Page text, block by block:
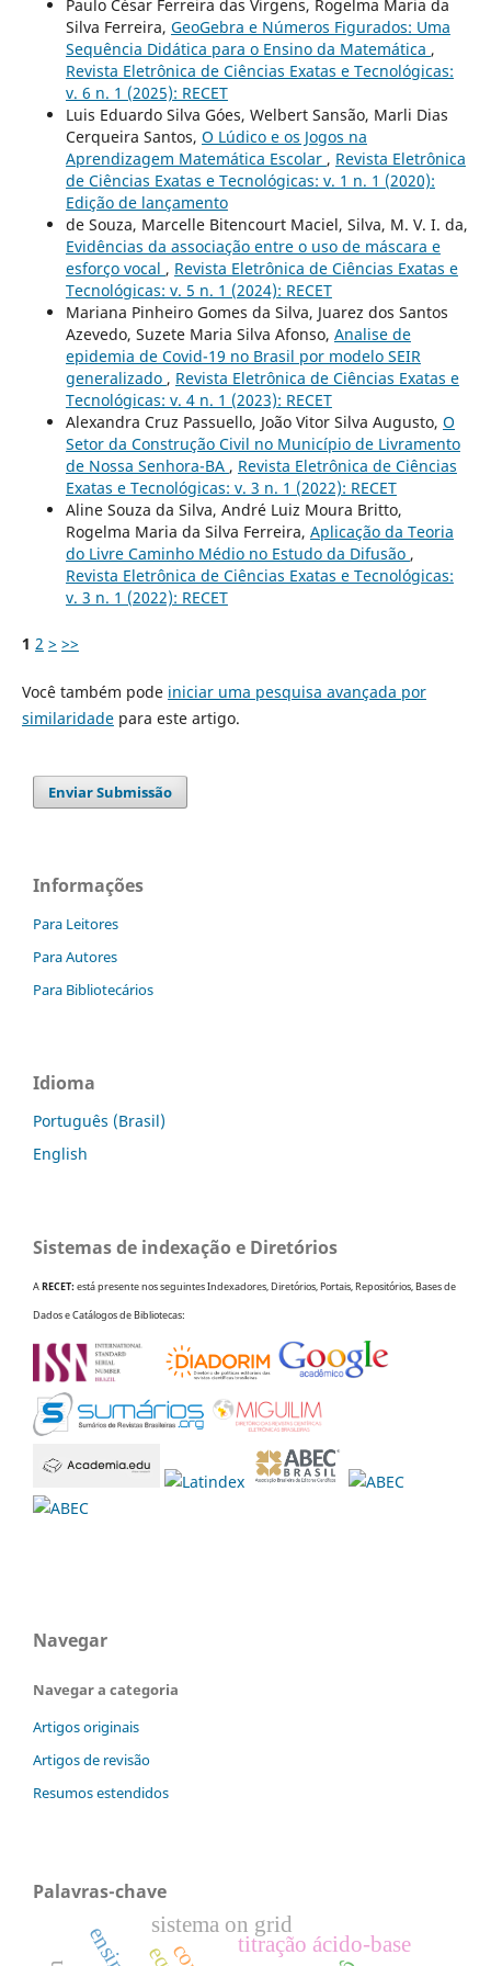
Paulo César Ferreira das Virgens, Rogelma Maria da
Silva Ferreira, GeoGebra e Números Figurados: Uma
Sequência Didática para o Ensino da Matemática ,
Revista Eletrônica de Ciências Exatas e Tecnológicas:
v. 6 n. 1 (2025): RECET
Luis Eduardo Silva Góes, Welbert Sansão, Marli Dias
Cerqueira Santos, O Lúdico e os Jogos na
Aprendizagem Matemática Escolar , Revista Eletrônica
de Ciências Exatas e Tecnológicas: v. 1 n. 1 (2020):
Edição de lançamento
de Souza, Marcelle Bitencourt Maciel, Silva, M. V. I. da,
Evidências da associação entre o uso de máscara e
esforço vocal , Revista Eletrônica de Ciências Exatas e
Tecnológicas: v. 5 n. 1 (2024): RECET
Mariana Pinheiro Gomes da Silva, Juarez dos Santos
Azevedo, Suzete Maria Silva Afonso, Analise de
epidemia de Covid-19 no Brasil por modelo SEIR
generalizado , Revista Eletrônica de Ciências Exatas e
Tecnológicas: v. 4 n. 1 (2023): RECET
Alexandra Cruz Passuello, João Vitor Silva Augusto, O
Setor da Construção Civil no Município de Livramento
de Nossa Senhora-BA , Revista Eletrônica de Ciências
Exatas e Tecnológicas: v. 3 n. 1 (2022): RECET
Aline Souza da Silva, André Luiz Moura Britto,
Rogelma Maria da Silva Ferreira, Aplicação da Teoria
do Livre Caminho Médio no Estudo da Difusão ,
Revista Eletrônica de Ciências Exatas e Tecnológicas:
v. 3 n. 1 (2022): RECET
1 2 > >>
Você também pode iniciar uma pesquisa avançada por
similaridadepara este artigo.
Enviar Submissão
Informações
Para Leitores
Para Autores
Para Bibliotecários
Idioma
Português (Brasil)
English
Sistemas de indexação e Diretórios
ARECET:está presente nos seguintes Indexadores, Diretórios, Portais, Repositórios, Bases de
Dados e Catálogos de Bibliotecas:
Navegar
Navegar a categoria
Artigos originais
Artigos de revisão
Resumos estendidos
Palavras-chave
titração ácido-base
sistema on grid